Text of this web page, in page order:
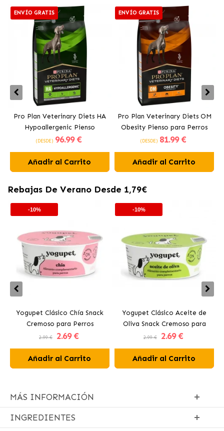
ENVÍO GRATIS
Pro Plan Veterinary Diets HA
Hypoallergenic Pienso
Hipoalergénico para Perros
(DESDE) 96.99 €
Añadir al Carrito
ENVÍO GRATIS
Pro Plan Veterinary Diets OM
Obesity Pienso para Perros
con Sobrepeso
(DESDE) 81.99 €
Añadir al Carrito
Rebajas De Verano Desde 1,79€
-10%
Yogupet Clásico Chía Snack
Cremoso para Perros
2.99 € 2.69 €
Añadir al Carrito
-10%
Yogupet Clásico Aceite de
Oliva Snack Cremoso para
Perros
2.99 € 2.69 €
Añadir al Carrito
MÁS INFORMACIÓN
INGREDIENTES